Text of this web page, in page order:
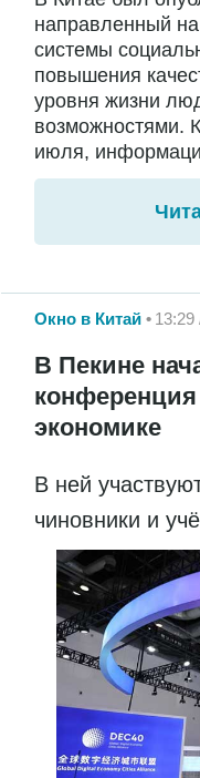
направленный
системы
повышения
уровня жизни
возможностями.
июля,
Окно в Китай
В Пекине
экономике
В ней
чиновники и